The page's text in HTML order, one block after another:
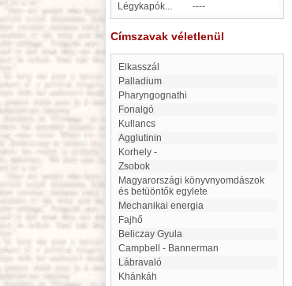
Légykapók...
----
Címszavak véletlenül
elkasszál
Palladium
Pharyngognathi
Fonalgó
Kullancs
agglutinin
korhely -
Zsobok
Magyarországi könyvnyomdászok
és betüöntők egylete
mechanikai energia
Fajhő
Beliczay Gyula
Campbell - Bannerman
Lábravaló
Khánkáh